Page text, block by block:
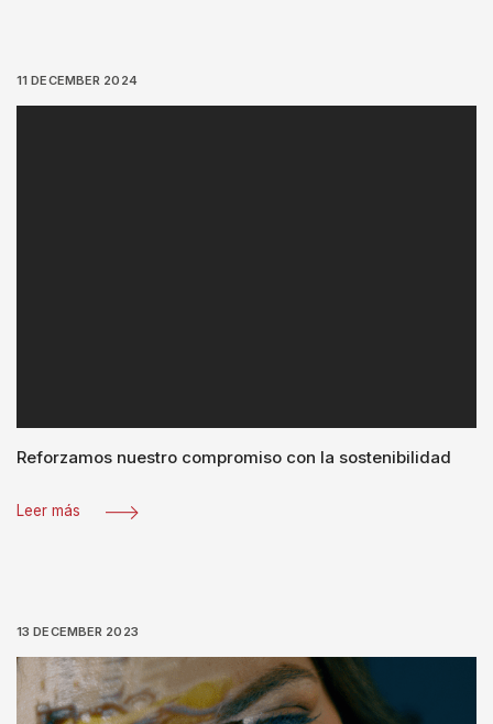
11 DECEMBER 2024
Reforzamos nuestro compromiso con la sostenibilidad
Leer más
13 DECEMBER 2023